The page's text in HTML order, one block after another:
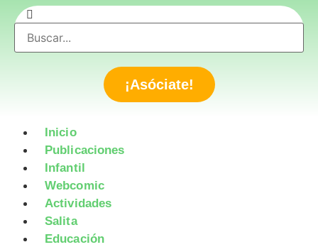
¡Asóciate!
Inicio
Publicaciones
Infantil
Webcomic
Actividades
Salita
Educación